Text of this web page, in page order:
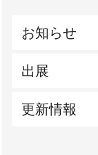
お知らせ
出展
更新情報